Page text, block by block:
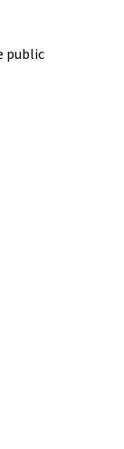
public